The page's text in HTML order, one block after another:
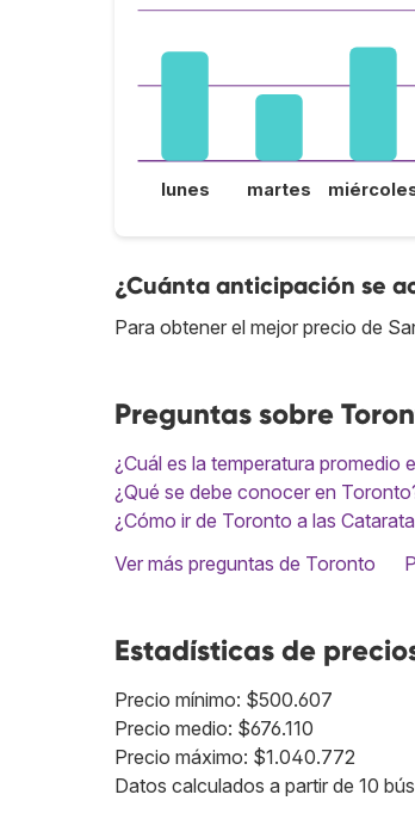
lunes martes
¿Cuánta anticipación se
Para obtener el mejor precio de
Preguntas sobre
¿Cuál es la temperatura promedio
¿Qué se debe conocer en
¿Cómo ir de Toronto a las
Ver más preguntas de Toronto
Estadísticas de
Precio mínimo: $500.607
Precio medio: $676.110
Precio máximo: $1.040.772
Datos calculados a partir de 10